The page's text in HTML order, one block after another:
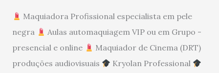
Maquiadora Profissional especialista em pele
negra
Aulas automaquiagem VIP ou em Grupo -
presencial e online
Maquiador de Cinema (DRT)
produções audiovisuais
Kryolan Professional